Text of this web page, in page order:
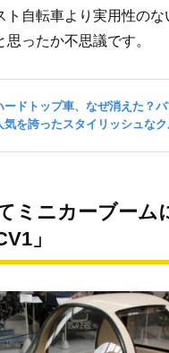
ト自転車より実用性のな
ったか不思議です。
ミニカーブーム
」